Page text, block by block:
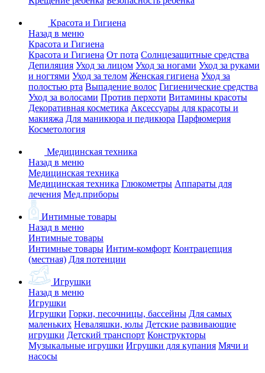
Красота и Гигиена
Назад в меню
Красота и Гигиена
Красота и Гигиена От пота Солнцезащитные средства
Депиляция Уход за лицом Уход за ногами Уход за руками
и ногтями Уход за телом Женская гигиена Уход за
полостью рта Выпадение волос Гигиенические средства
Уход за волосами Против перхоти Витамины красоты
Декоративная косметика Аксессуары для красоты и
макияжа Для маникюра и педикюра Парфюмерия
Косметология
Медицинская техника
Назад в меню
Медицинская техника
Медицинская техника Глюкометры Аппараты для
лечения Мед.приборы
Интимные товары
Назад в меню
Интимные товары
Интимные товары Интим-комфорт Контрацепция
(местная) Для потенции
Игрушки
Назад в меню
Игрушки
Игрушки Горки, песочницы, бассейны Для самых
маленьких Неваляшки, юлы Детские развивающие
игрушки Детский транспорт Конструкторы
Музыкальные игрушки Игрушки для купания Мячи и
насосы